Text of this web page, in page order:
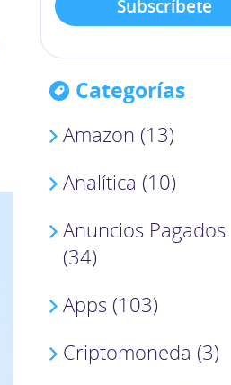
Categorías
Amazon (13)
Analítica (10)
Anuncios Pagados
(34)
Apps (103)
Criptomoneda (3)